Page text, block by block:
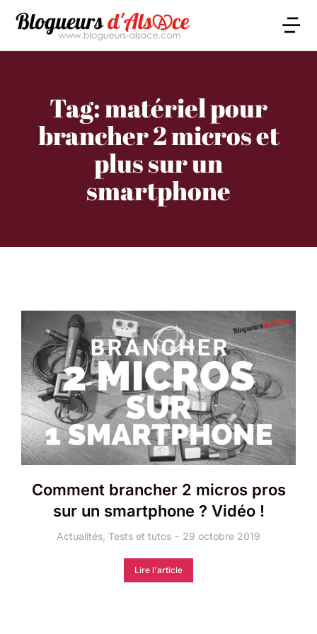
Tag: matériel pour
brancher 2 micros et
plus sur un
smartphone
Comment brancher 2 micros pros
sur un smartphone ? Vidéo !
Actualités Tests et tutos 29 octobre 2019
Lire l'article